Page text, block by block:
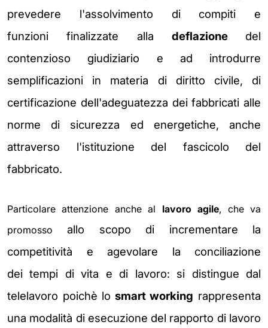
prevedere l'assolvimento di compiti e
funzioni finalizzate alla deflazione del
contenzioso giudiziario e ad introdurre
semplificazioni in materia di diritto civile, di
certificazione dell'adeguatezza dei fabbricati alle
norme di sicurezza ed energetiche, anche
attraverso l'istituzione del fascicolo del
fabbricato.
Particolare attenzione anche al lavoro agile, che va
promosso
allo scopo di incrementare la
competitività e agevolare la conciliazione
deitempi di vita e di lavoro: si distingue dal
telelavoro poichè lo smart working rappresenta
una modalità di esecuzione del rapporto di lavoro